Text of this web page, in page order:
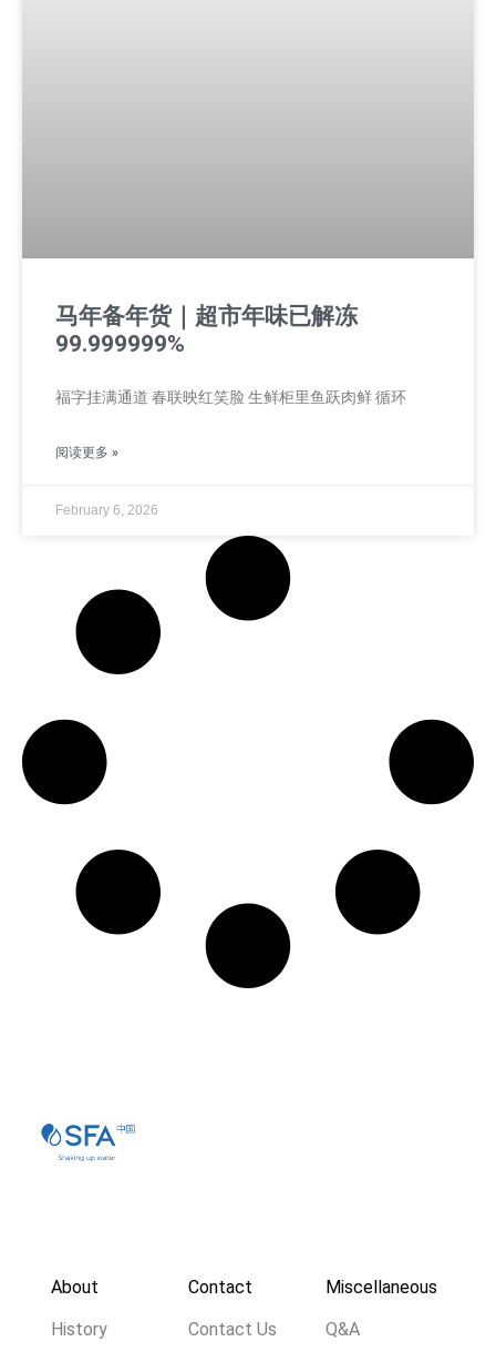
马年备年货｜超市年味已解冻
99.999999%
福字挂满通道 春联映红笑脸 生鲜柜里鱼跃肉鲜 循环
阅读更多 »
February 6, 2026
About
History
Contact
Contact Us
Miscellaneous
Q&A